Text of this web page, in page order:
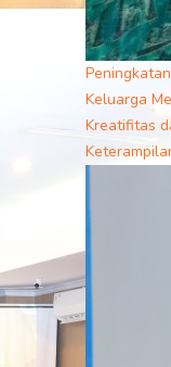
Keluarga
Kreatifitas